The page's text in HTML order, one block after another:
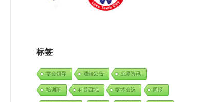
标签
学会领导 通知公告 业界资讯
培训班 科普园地 学术会议 周报